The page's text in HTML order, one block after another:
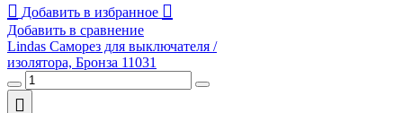
Добавить в избранное
Добавить в сравнение
Lindas Саморез для выключателя /
изолятора, Бронза 11031